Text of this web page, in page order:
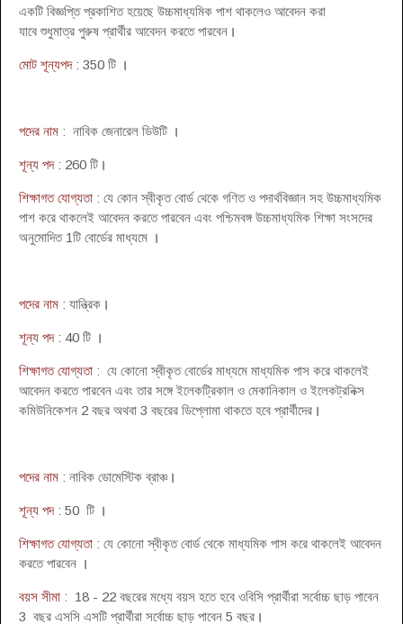
একটি বিজ্ঞপ্তি প্রকাশিত হয়েছে উচ্চমাধ্যমিক পাশ থাকলেও আবেদন করা
যাবে শুধুমাত্র পুরুষ প্রার্থীর আবেদন করতে পারবেন ।
মোট শূন্যপদ: 350 টি ।
পদের নাম : নাবিক জেনারেল ডিউটি ।
শূন্য পদ: 260 টি ।
শিক্ষাগত যোগ্যতা : যে কোন স্বীকৃত বোর্ড থেকে গণিত ও পদার্থবিজ্ঞান সহ উচ্চমাধ্যমিক
পাশ করে থাকলেই আবেদন করতে পারবেন এবং পশ্চিমবঙ্গ উচ্চমাধ্যমিক শিক্ষা সংসদের
অনুমোদিত 1টি বোর্ডের মাধ্যমে ।
পদের নাম : যান্ত্রিক ।
শূন্য পদ: 40 টি ।
শিক্ষাগত যোগ্যতা : যে কোনো স্বীকৃত বোর্ডের মাধ্যমে মাধ্যমিক পাস করে থাকলেই
আবেদন করতে পারবেন এবং তার সঙ্গে ইলেকট্রিকাল ও মেকানিকাল ও ইলেকট্রনিক্স
কমিউনিকেশন 2 বছর অথবা 3 বছরের ডিপ্লোমা থাকতে হবে প্রার্থীদের ।
পদের নাম : নাবিক ডোমেস্টিক ব্রাঞ্চ ।
শূন্য পদ: 50 টি ।
শিক্ষাগত যোগ্যতা : যে কোনো স্বীকৃত বোর্ড থেকে মাধ্যমিক পাস করে থাকলেই আবেদন
করতে পারবেন ।
বয়স সীমা : 18 - 22 বছরের মধ্যে বয়স হতে হবে ওবিসি প্রার্থীরা সর্বোচ্চ ছাড় পাবেন
3 বছর এসসি এসটি প্রার্থীরা সর্বোচ্চ ছাড় পাবেন 5 বছর ।